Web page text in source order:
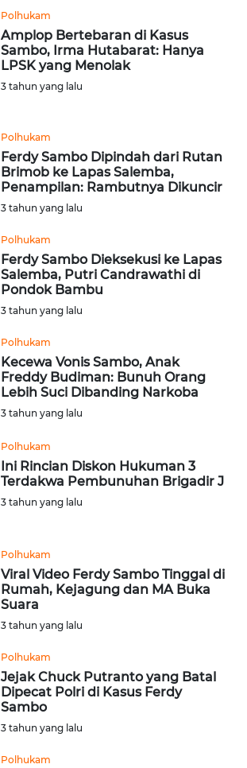
Polhukam
Amplop Bertebaran di Kasus
Sambo, Irma Hutabarat: Hanya
LPSK yang Menolak
3 tahun yang lalu
Polhukam
Ferdy Sambo Dipindah dari Rutan
Brimob ke Lapas Salemba,
Penampilan: Rambutnya Dikuncir
3 tahun yang lalu
Polhukam
Ferdy Sambo Dieksekusi ke Lapas
Salemba, Putri Candrawathi di
Pondok Bambu
3 tahun yang lalu
Polhukam
Kecewa Vonis Sambo, Anak
Freddy Budiman: Bunuh Orang
Lebih Suci Dibanding Narkoba
3 tahun yang lalu
Polhukam
Ini Rincian Diskon Hukuman 3
Terdakwa Pembunuhan Brigadir J
3 tahun yang lalu
Polhukam
Viral Video Ferdy Sambo Tinggal di
Rumah, Kejagung dan MA Buka
Suara
3 tahun yang lalu
Polhukam
Jejak Chuck Putranto yang Batal
Dipecat Polri di Kasus Ferdy
Sambo
3 tahun yang lalu
Polhukam